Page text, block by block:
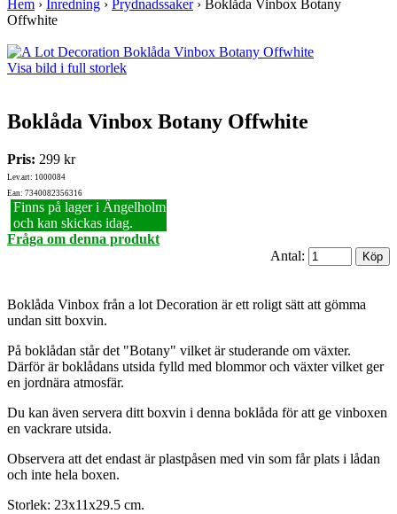
Hem › Inredning › Prydnadssaker› Boklåda Vinbox Botany
Offwhite
Visa bild i full storlek
Boklåda Vinbox Botany Offwhite
Pris: 299 kr
Lev.art: 1000084
Ean: 7340082356316
Finns på lager i Ängelholm
och kan skickas idag.
Fråga om denna produkt
Antal:
Boklåda Vinbox från a lot Decoration är ett roligt sätt att gömma
undan sitt boxvin.
På boklådan står det "Botany" vilket är studerande om växter.
Därför är boklådans utsida fylld med blommor och växter vilket ger
en jordnära atmosfär.
Du kan även servera ditt boxvin i denna boklåda för att ge vinboxen
en vackrare utsida.
Observera att det endast är plastpåsen med vin som får plats i lådan
och inte hela boxen.
Storlek: 23x11x29.5 cm.